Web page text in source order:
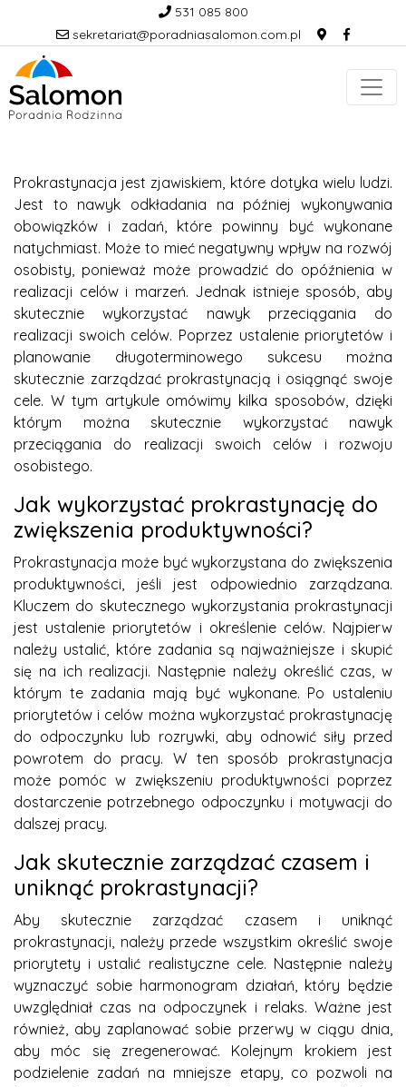
531 085 800
sekretariat@poradniasalomon.com.pl
Prokrastynacja jest zjawiskiem, które dotyka wielu ludzi.
Jest to nawyk odkładania na później wykonywania
obowiązków i zadań, które powinny być wykonane
natychmiast. Może to mieć negatywny wpływ na rozwój
osobisty, ponieważ może prowadzić do opóźnienia w
realizacji celów i marzeń. Jednak istnieje sposób, aby
skutecznie wykorzystać nawyk przeciągania do
realizacji swoich celów. Poprzez ustalenie priorytetów i
planowanie długoterminowego sukcesu można
skutecznie zarządzać prokrastynacją i osiągnąć swoje
cele. W tym artykule omówimy kilka sposobów, dzięki
którym można skutecznie wykorzystać nawyk
przeciągania do realizacji swoich celów i rozwoju
osobistego.
Jak wykorzystać prokrastynację do
zwiększenia produktywności?
Prokrastynacja może być wykorzystana do zwiększenia
produktywności, jeśli jest odpowiednio zarządzana.
Kluczem do skutecznego wykorzystania prokrastynacji
jest ustalenie priorytetów i określenie celów. Najpierw
należy ustalić, które zadania są najważniejsze i skupić
się na ich realizacji. Następnie należy określić czas, w
którym te zadania mają być wykonane. Po ustaleniu
priorytetów i celów można wykorzystać prokrastynację
do odpoczynku lub rozrywki, aby odnowić siły przed
powrotem do pracy. W ten sposób prokrastynacja
może pomóc w zwiększeniu produktywności poprzez
dostarczenie potrzebnego odpoczynku i motywacji do
dalszej pracy.
Jak skutecznie zarządzać czasem i
uniknąć prokrastynacji?
Aby skutecznie zarządzać czasem i uniknąć
prokrastynacji, należy przede wszystkim określić swoje
priorytety i ustalić realistyczne cele. Następnie należy
wyznaczyć sobie harmonogram działań, który będzie
uwzględniał czas na odpoczynek i relaks. Ważne jest
również, aby zaplanować sobie przerwy w ciągu dnia,
aby móc się zregenerować. Kolejnym krokiem jest
podzielenie zadań na mniejsze etapy, co pozwoli na